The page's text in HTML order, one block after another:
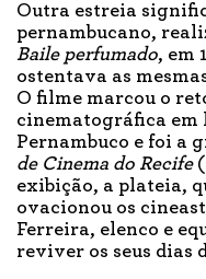
Outra estreia
pernambucano,
Baile perfumado, em
ostentava as
O filme marcou o
cinematográfica em
Pernambuco e foi a
de Cinema do Recife
exibição, a plateia,
ovacionou os
Ferreira, elenco e
reviver os seus dias